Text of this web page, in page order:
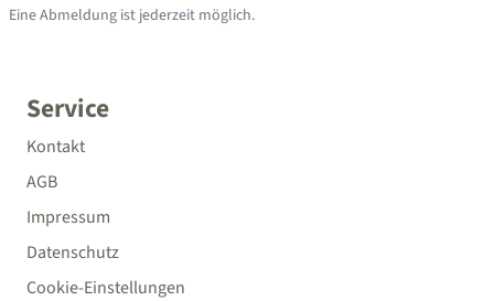
Service
Kontakt
AGB
Impressum
Datenschutz
Cookie-Einstellungen
Eine Abmeldung ist jederzeit möglich.